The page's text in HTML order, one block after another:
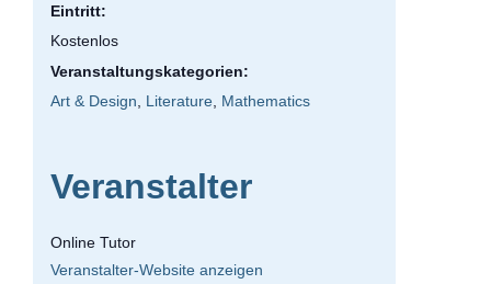
Eintritt:
Kostenlos
Veranstaltungskategorien:
Art & Design
Literature, Mathematics
Veranstalter
Online Tutor
Veranstalter-Website anzeigen